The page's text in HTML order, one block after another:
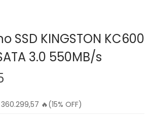
SSD KINGSTON KC600
3.0 550MB/s
360.299,57 🔥(15% OFF)